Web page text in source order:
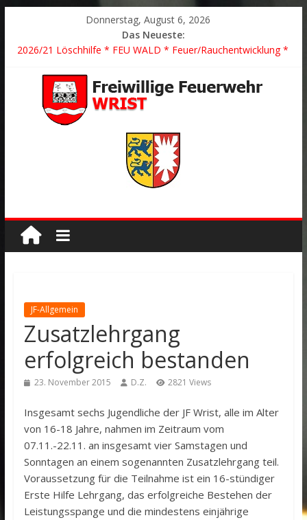
Donnerstag, August 6, 2026
Das Neueste:
2026/21 Löschhilfe * FEU WALD * Feuer/Rauchentwicklung *
2026/24 * TH G Y * PKW überschlagen *
2026/23 TH K Y * Person in festsitzendem Aufzug *
2026/22 TH Y * VU * 1 Person klemmt * Hingstheide
Der schönste Einsatz des Jahres 2026
JF-Allgemein
Zusatzlehrgang
erfolgreich bestanden
23. November 2015 D.Z. 2821 Views
Insgesamt sechs Jugendliche der JF Wrist, alle im Alter
von 16-18 Jahre, nahmen im Zeitraum vom
07.11.-22.11. an insgesamt vier Samstagen und
Sonntagen an einem sogenannten Zusatzlehrgang teil.
Voraussetzung für die Teilnahme ist ein 16-stündiger
Erste Hilfe Lehrgang, das erfolgreiche Bestehen der
Leistungsspange und die mindestens einjährige